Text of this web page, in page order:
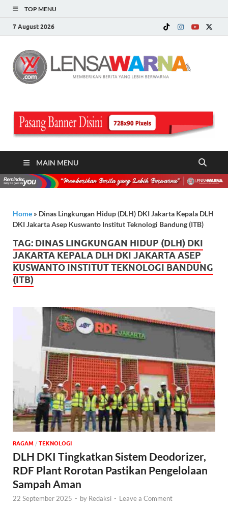
TOP MENU
7 August 2026
MAIN MENU
Home » Dinas Lingkungan Hidup (DLH) DKI Jakarta Kepala DLH
DKI Jakarta Asep Kuswanto Institut Teknologi Bandung (ITB)
TAG: DINAS LINGKUNGAN HIDUP (DLH) DKI
JAKARTA KEPALA DLH DKI JAKARTA ASEP
KUSWANTO INSTITUT TEKNOLOGI BANDUNG
(ITB)
‎RAGAM / TEKNOLOGI
DLH DKI Tingkatkan Sistem Deodorizer,
RDF Plant Rorotan Pastikan Pengelolaan
Sampah Aman
22 September 2025 - by Redaksi - Leave a Comment